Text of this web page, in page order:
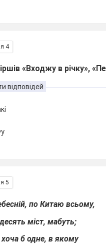
4
«Входжу в річку»,
відповідей
5
по Китаю всьому,
міст, мабуть;
б одне, в якому